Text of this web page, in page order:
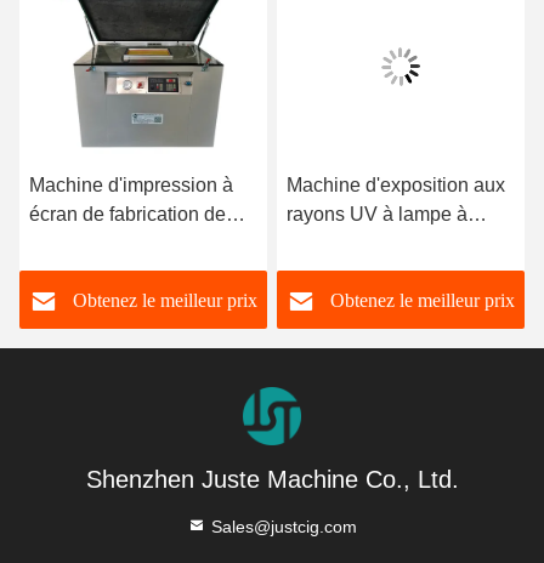
Machine d'impression à
écran de fabrication de
vide Exposition aux UV
Unité de vide Machine
pour l'impression à écran
Obtenez le meilleur prix
Machine d'exposition aux
rayons UV à lampe à
d'impression par écran
Offset Plaque UV
Polymère Machine
complète
Obtenez le meilleur prix
Shenzhen Juste Machine Co., Ltd.
Sales@justcig.com